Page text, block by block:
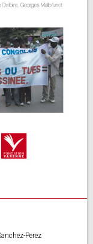
Perez